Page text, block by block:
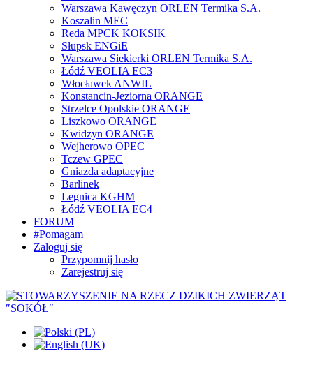
Warszawa Kawęczyn ORLEN Termika S.A.
Koszalin MEC
Reda MPCK KOKSIK
Słupsk ENGiE
Warszawa Siekierki ORLEN Termika S.A.
Łódź VEOLIA EC3
Włocławek ANWIL
Konstancin-Jeziorna ORANGE
Strzelce Opolskie ORANGE
Liszkowo ORANGE
Kwidzyn ORANGE
Wejherowo OPEC
Tczew GPEC
Gniazda adaptacyjne
Barlinek
Legnica KGHM
Łódź VEOLIA EC4
FORUM
#Pomagam
Zaloguj się
Przypomnij hasło
Zarejestruj się